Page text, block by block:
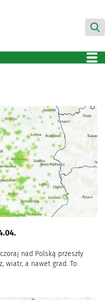
nad Polską przeszły
wiatr, a nawet grad. To